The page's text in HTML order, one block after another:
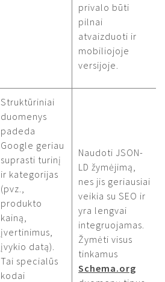
privalo būti
pilnai
atvaizduoti ir
mobiliojoje
versijoje.
Struktūriniai
duomenys
padeda
Google geriau
suprasti turinį
ir kategorijas
(pvz.,
produkto
kainą,
įvertinimus,
įvykio datą).
Tai specialūs
kodai
Naudoti JSON-
LD žymėjimą,
nes jis geriausiai
veikia su SEO ir
yra lengvai
integruojamas.
Žymėti visus
tinkamus
Schema.org